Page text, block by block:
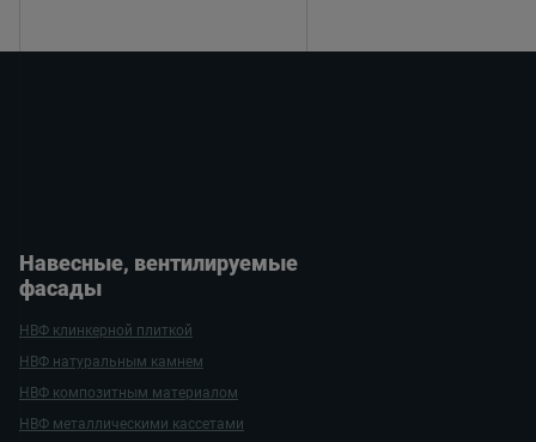
Навесные, вентилируе­мые
фасады
НВФ клинкерной плиткой
НВФ натуральным камнем
НВФ композитным материалом
НВФ металлическими кассетами